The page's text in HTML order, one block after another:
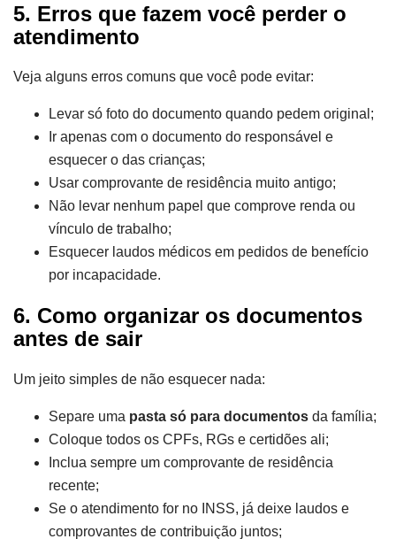
5. Erros que fazem você perder o
atendimento
Veja alguns erros comuns que você pode evitar:
Levar só foto do documento quando pedem original;
Ir apenas com o documento do responsável e
esquecer o das crianças;
Usar comprovante de residência muito antigo;
Não levar nenhum papel que comprove renda ou
vínculo de trabalho;
Esquecer laudos médicos em pedidos de benefício
por incapacidade.
6. Como organizar os documentos
antes de sair
Um jeito simples de não esquecer nada:
Separe uma pasta só para documentos da família;
Coloque todos os CPFs, RGs e certidões ali;
Inclua sempre um comprovante de residência
recente;
Se o atendimento for no INSS, já deixe laudos e
comprovantes de contribuição juntos;